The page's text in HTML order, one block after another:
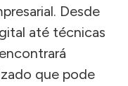
Desde
até técnicas
que pode